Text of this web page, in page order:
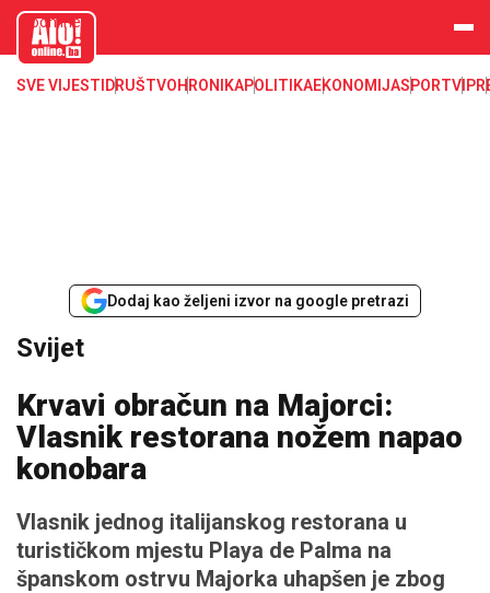
aloonline.b
SVE VIJESTI DRUŠTVOHRONIKAPOLITIKAEKONOMIJASPORTVIP
Dodaj kao željeni izvor na google pretrazi
Svijet
Krvavi obračun na Majorci:
Vlasnik restorana nožem napao
konobara
Vlasnik jednog italijanskog restorana u
turističkom mjestu Playa de Palma na
španskom ostrvu Majorka uhapšen je zbog